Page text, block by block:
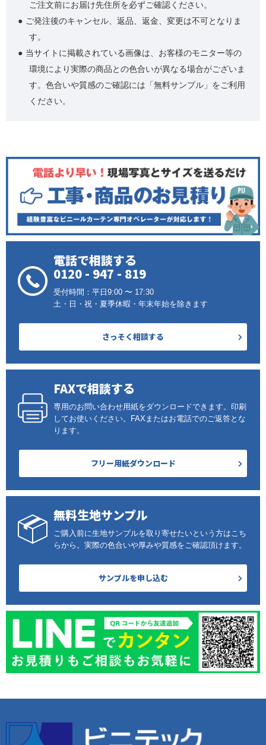
ご注文前にお届け先住所を必ずご確認ください。
ご発注後のキャンセル、返品、返金、変更は不可となりま
す。
当サイトに掲載されている画像は、お客様のモニター等の
環境により実際の商品との色合いが異なる場合がございま
す。色合いや質感のご確認には「無料サンプル」をご利用
ください。
電話で相談する
0120 - 947 - 819
受付時間：平日9:00 〜 17:30
土・日・祝・夏季休暇・年末年始を除きます
さっそく相談する
FAXで相談する
専用のお問い合わせ用紙をダウンロードできます。印刷
してお使いください。FAXまたはお電話でのご返答とな
ります。
フリー用紙ダウンロード
無料生地サンプル
ご購入前に生地サンプルを取り寄せたいという方はこち
らから。実際の色合いや厚みや質感をご確認頂けます。
サンプルを申し込む